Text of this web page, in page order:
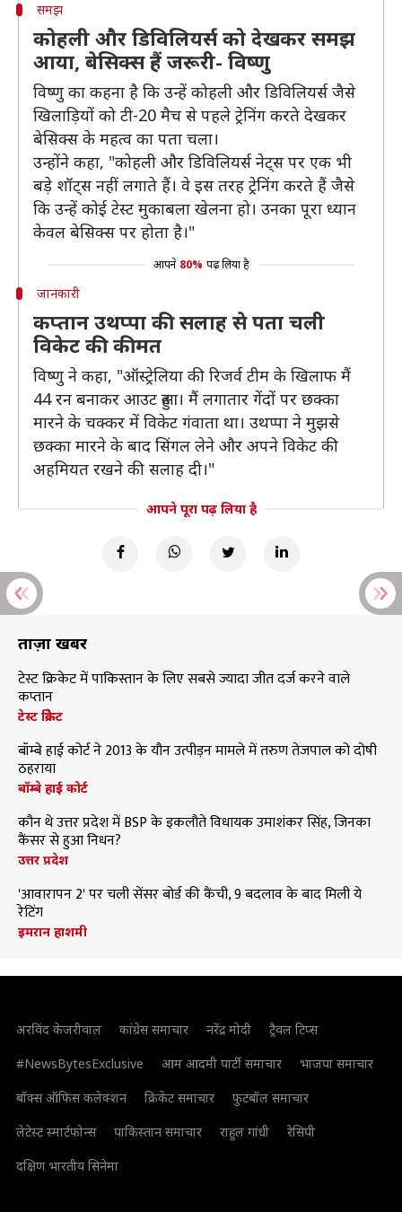
समझ
कोहली और डिविलियर्स को देखकर समझ
आया, बेसिक्स हैं जरूरी- विष्णु
विष्णु का कहना है कि उन्हें कोहली और डिविलियर्स जैसे
खिलाड़ियों को टी-20 मैच से पहले ट्रेनिंग करते देखकर
बेसिक्स के महत्व का पता चला।
उन्होंने कहा, "कोहली और डिविलियर्स नेट्स पर एक भी
बड़े शॉट्स नहीं लगाते हैं। वे इस तरह ट्रेनिंग करते हैं जैसे
कि उन्हें कोई टेस्ट मुकाबला खेलना हो। उनका पूरा ध्यान
केवल बेसिक्स पर होता है।"
आपने 80% पढ़ लिया है
जानकारी
कप्तान उथप्पा की सलाह से पता चली
विकेट की कीमत
विष्णु ने कहा, "ऑस्ट्रेलिया की रिजर्व टीम के खिलाफ मैं
44 रन बनाकर आउट हुआ। मैं लगातार गेंदों पर छक्का
मारने के चक्कर में विकेट गंवाता था। उथप्पा ने मुझसे
छक्का मारने के बाद सिंगल लेने और अपने विकेट की
अहमियत रखने की सलाह दी।"
आपने पूरा पढ़ लिया है
ताज़ा खबरें
टेस्ट क्रिकेट में पाकिस्तान के लिए सबसे ज्यादा जीत दर्ज करने वाले
कप्तान
टेस्ट क्रिकेट
बॉम्बे हाई कोर्ट ने 2013 के यौन उत्पीड़न मामले में तरुण तेजपाल को दोषी
ठहराया
बॉम्बे हाई कोर्ट
कौन थे उत्तर प्रदेश में BSP के इकलौते विधायक उमाशंकर सिंह, जिनका
कैंसर से हुआ निधन?
उत्तर प्रदेश
'आवारापन 2' पर चली सेंसर बोर्ड की कैंची, 9 बदलाव के बाद मिली ये
रेटिंग
इमरान हाशमी
अरविंद केजरीवाल कांग्रेस समाचार नरेंद्र मोदी
ट्रैवल टिप्स
#NewsBytesExclusive
आम आदमी पार्टी समाचार
भाजपा समाचार
बॉक्स ऑफिस कलेक्शन
क्रिकेट समाचार
फुटबॉल समाचार
लेटेस्ट स्मार्टफोन्स
पाकिस्तान समाचार राहुल गांधी
रेसिपी
दक्षिण भारतीय सिनेमा